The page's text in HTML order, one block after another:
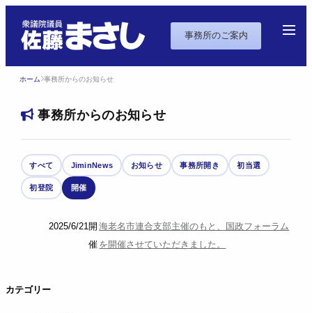
事務所のご案内
ホーム 事務所からのお知らせ
事務所からのお知らせ
すべて JiminNews お知らせ 事務所開き 初当選
初登院 開催
2025/6/21 開
催
海老名市連合支部主催のもと、国政フォーラム
を開催させていただきました。
カテゴリー